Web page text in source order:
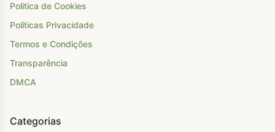
Politica de Cookies
Políticas Privacidade
Termos e Condições
Transparência
DMCA
Categorias